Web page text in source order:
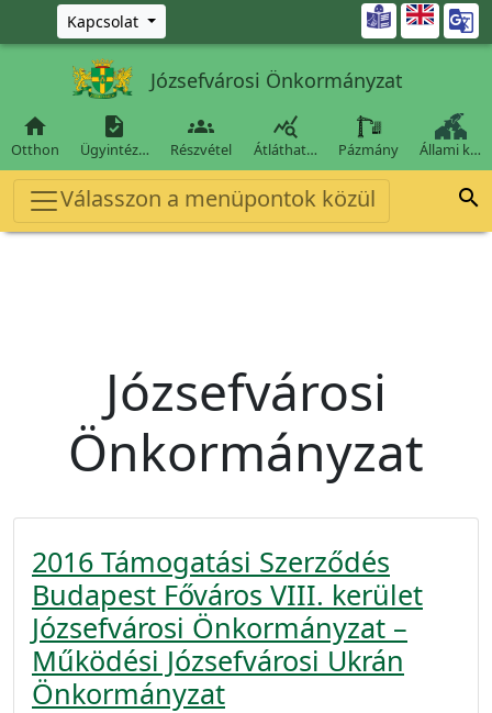
Ugrás a fő tartalomra
Kapcsolat 
Józsefvárosi Önkormányzat

Otthon

Ügyintéz…

Részvétel

Átláthat… Pázmány Állami k…
Válasszon a menüpontok közül 
Józsefvárosi
Önkormányzat
2016 Támogatási Szerződés
Budapest Főváros VIII. kerület
Józsefvárosi Önkormányzat –
Működési Józsefvárosi Ukrán
Önkormányzat